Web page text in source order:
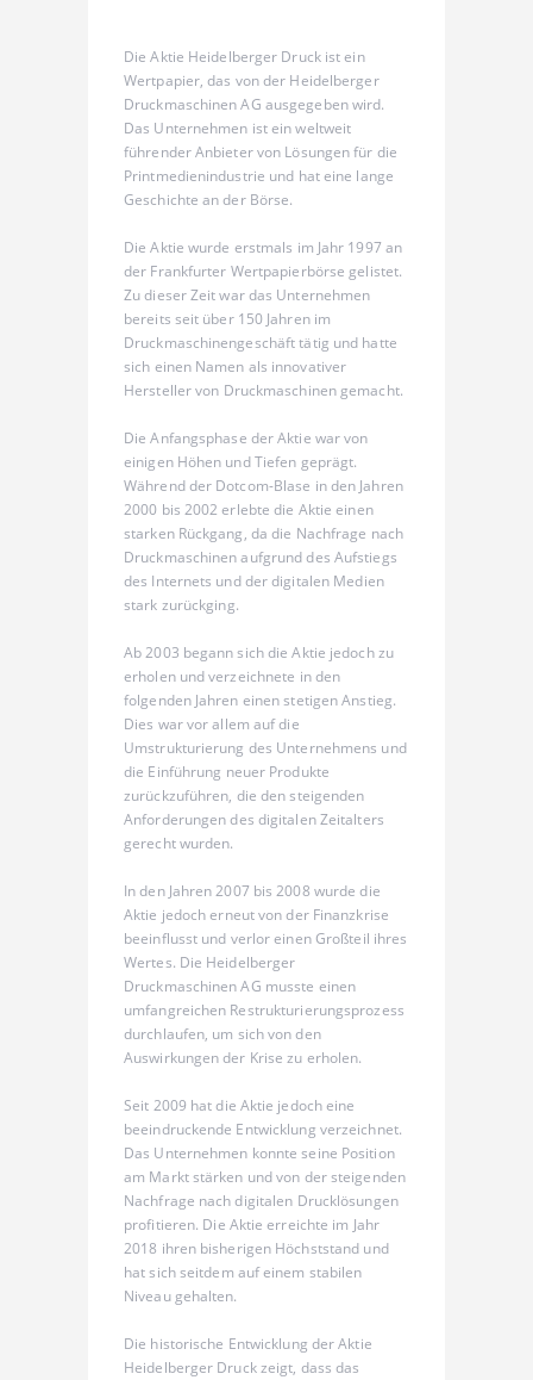
Die Aktie Heidelberger Druck ist ein
Wertpapier, das von der Heidelberger
Druckmaschinen AG ausgegeben wird.
Das Unternehmen ist ein weltweit
führender Anbieter von Lösungen für die
Printmedienindustrie und hat eine lange
Geschichte an der Börse.
Die Aktie wurde erstmals im Jahr 1997 an
der Frankfurter Wertpapierbörse gelistet.
Zu dieser Zeit war das Unternehmen
bereits seit über 150 Jahren im
Druckmaschinengeschäft tätig und hatte
sich einen Namen als innovativer
Hersteller von Druckmaschinen gemacht.
Die Anfangsphase der Aktie war von
einigen Höhen und Tiefen geprägt.
Während der Dotcom-Blase in den Jahren
2000 bis 2002 erlebte die Aktie einen
starken Rückgang, da die Nachfrage nach
Druckmaschinen aufgrund des Aufstiegs
des Internets und der digitalen Medien
stark zurückging.
Ab 2003 begann sich die Aktie jedoch zu
erholen und verzeichnete in den
folgenden Jahren einen stetigen Anstieg.
Dies war vor allem auf die
Umstrukturierung des Unternehmens und
die Einführung neuer Produkte
zurückzuführen, die den steigenden
Anforderungen des digitalen Zeitalters
gerecht wurden.
In den Jahren 2007 bis 2008 wurde die
Aktie jedoch erneut von der Finanzkrise
beeinflusst und verlor einen Großteil ihres
Wertes. Die Heidelberger
Druckmaschinen AG musste einen
umfangreichen Restrukturierungsprozess
durchlaufen, um sich von den
Auswirkungen der Krise zu erholen.
Seit 2009 hat die Aktie jedoch eine
beeindruckende Entwicklung verzeichnet.
Das Unternehmen konnte seine Position
am Markt stärken und von der steigenden
Nachfrage nach digitalen Drucklösungen
profitieren. Die Aktie erreichte im Jahr
2018 ihren bisherigen Höchststand und
hat sich seitdem auf einem stabilen
Niveau gehalten.
Die historische Entwicklung der Aktie
Heidelberger Druck zeigt, dass das